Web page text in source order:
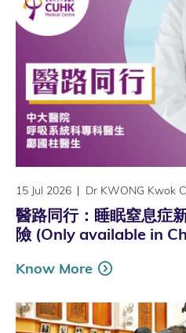
15 Jul 2026 Dr KWONG Kwok
醫路同行：睡眠窒息症
險 (Only available in
Know More